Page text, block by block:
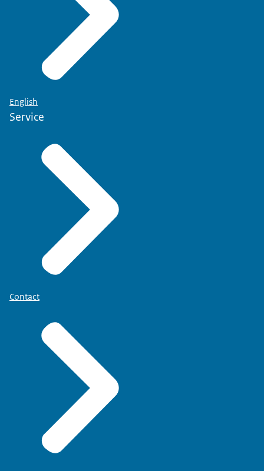
English
Service
Contact